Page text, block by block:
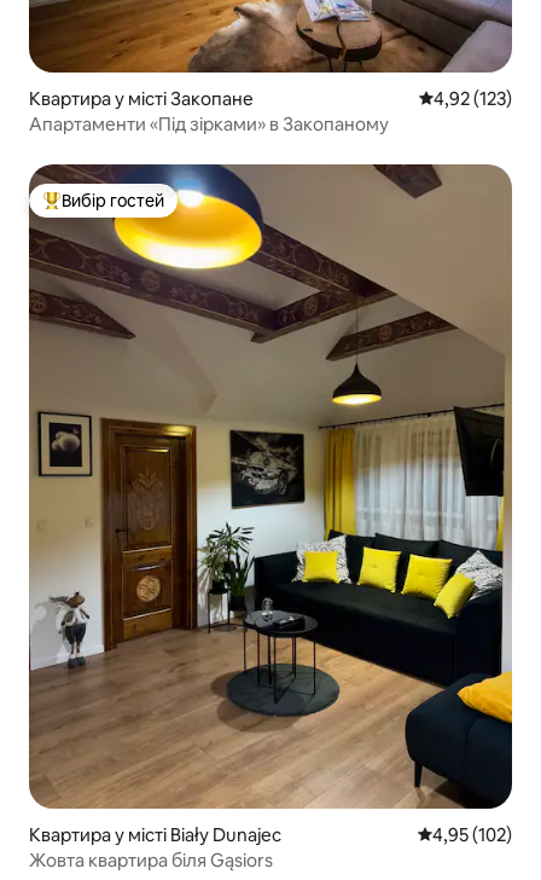
Квартира у місті Закопане Середня
4,92 (123)
Апартаменти «Під зірками» в Закопаному
Топ вибір гостей
Вибір гостей
Квартира у місті Biały Dunajec Середня
4,95 (102)
Жовта квартира біля Gąsiors